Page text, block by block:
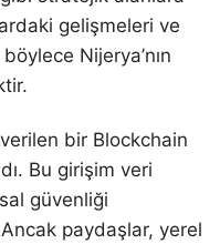
gelişmeleri ve
Nijerya’nın
verilen bir Blockchain
Bu girişim veri
güvenliği
paydaşlar, yerel